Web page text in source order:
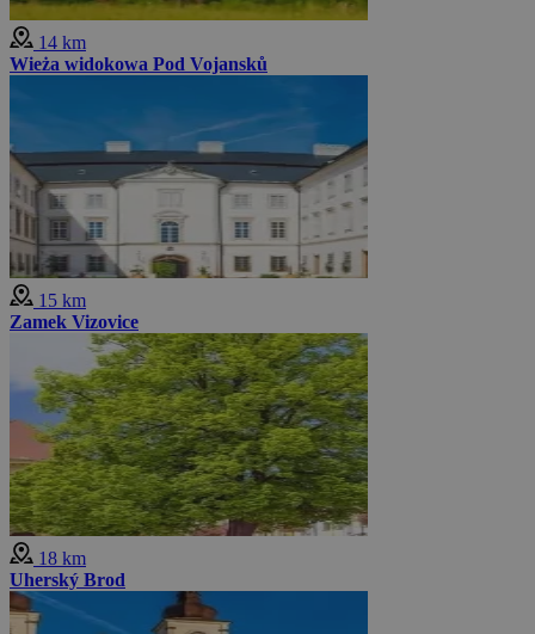
14 km
Wieża widokowa Pod Vojansků
15 km
Zamek Vizovice
18 km
Uherský Brod